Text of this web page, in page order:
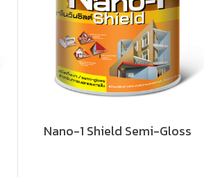
Nano-1 Shield Semi-Gloss